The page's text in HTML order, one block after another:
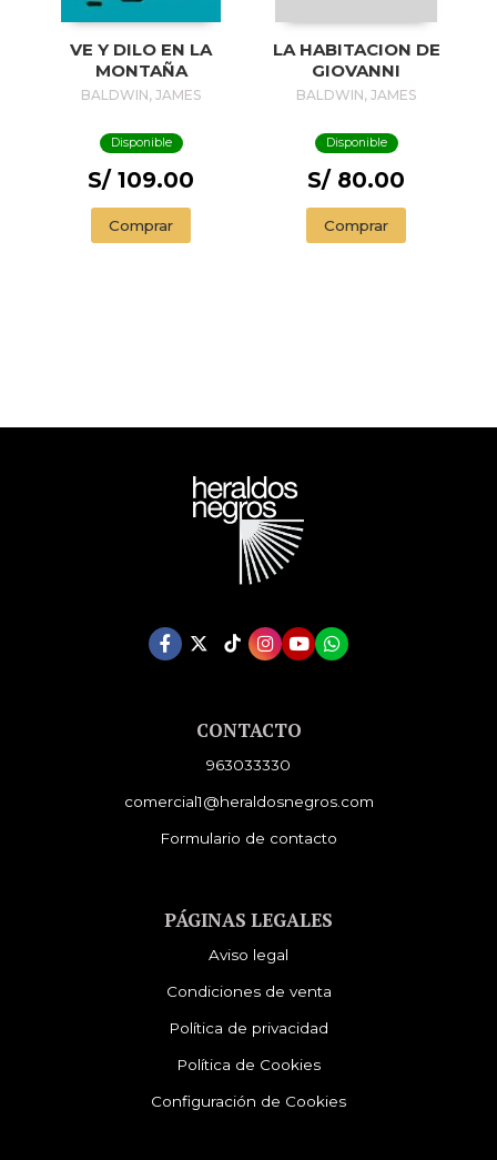
VE Y DILO EN LA
MONTAÑA
BALDWIN, JAMES
Disponible
S/ 109.00
Comprar
LA HABITACION DE
GIOVANNI
BALDWIN, JAMES
Disponible
S/ 80.00
Comprar
CONTACTO
963033330
comercial1@heraldosnegros.com
Formulario de contacto
PÁGINAS LEGALES
Aviso legal
Condiciones de venta
Política de privacidad
Política de Cookies
Configuración de Cookies